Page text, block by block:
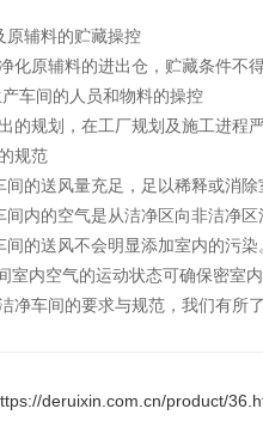
原辅料的贮藏操控
化原辅料的进出仓，贮藏条件不
车间的人员和物料的操控
的规划，在工厂规划及施工进程
规范
间的送风量充足，足以稀释或消除
间内的空气是从洁净区向非洁净
的送风不会明显添加室内的污染
室内空气的运动状态可确保密室
净车间的要求与规范，我们有所
deruixin.com.cn/product/